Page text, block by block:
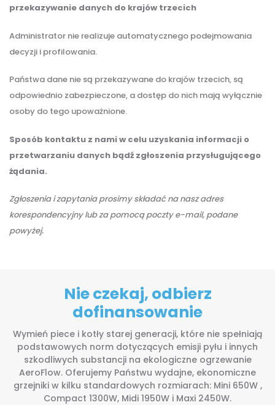
przekazywanie danych do krajów trzecich
Administrator nie realizuje automatycznego podejmowania
decyzji i profilowania.
Państwa dane nie są przekazywane do krajów trzecich, są
odpowiednio zabezpieczone, a dostęp do nich mają wyłącznie
osoby do tego upoważnione.
Sposób kontaktu z nami w celu uzyskania informacji o
przetwarzaniu danych bądź zgłoszenia przysługującego
żądania.
Zgłoszenia i zapytania prosimy składać na nasz adres
korespondencyjny lub za pomocą poczty e-mail, podane
powyżej.
Nie czekaj, odbierz
dofinansowanie
Wymień piece i kotły starej generacji, które nie spełniają
podstawowych norm dotyczących emisji pyłu i innych
szkodliwych substancji na ekologiczne ogrzewanie
AeroFlow. Oferujemy Państwu wydajne, ekonomiczne
grzejniki w kilku standardowych rozmiarach: Mini 650W ,
Compact 1300W, Midi 1950W i Maxi 2450W.